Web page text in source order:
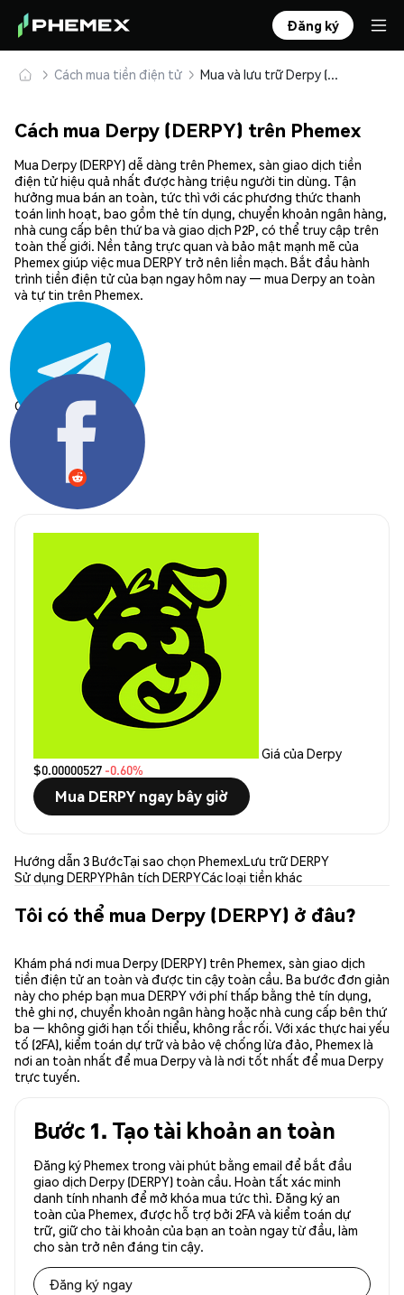
Đăng ký
Cách mua tiền điện tử Mua và lưu trữ Derpy (DERPY) an toàn
Cách mua Derpy (DERPY) trên Phemex
Mua Derpy (DERPY) dễ dàng trên Phemex, sàn giao dịch tiền
điện tử hiệu quả nhất được hàng triệu người tin dùng. Tận
hưởng mua bán an toàn, tức thì với các phương thức thanh
toán linh hoạt, bao gồm thẻ tín dụng, chuyển khoản ngân hàng,
nhà cung cấp bên thứ ba và giao dịch P2P, có thể truy cập trên
toàn thế giới. Nền tảng trực quan và bảo mật mạnh mẽ của
Phemex giúp việc mua DERPY trở nên liền mạch. Bắt đầu hành
trình tiền điện tử của bạn ngay hôm nay — mua Derpy an toàn
và tự tin trên Phemex.
Chia sẻ:
Giá của Derpy
$0.00000527 -0.60%
Mua DERPY ngay bây giờ
Hướng dẫn 3 BướcTại sao chọn PhemexLưu trữ DERPY
Sử dụng DERPYPhân tích DERPYCác loại tiền khác
Tôi có thể mua Derpy (DERPY) ở đâu?
Khám phá nơi mua Derpy (DERPY) trên Phemex, sàn giao dịch
tiền điện tử an toàn và được tin cậy toàn cầu. Ba bước đơn giản
này cho phép bạn mua DERPY với phí thấp bằng thẻ tín dụng,
thẻ ghi nợ, chuyển khoản ngân hàng hoặc nhà cung cấp bên thứ
ba — không giới hạn tối thiểu, không rắc rối. Với xác thực hai yếu
tố (2FA), kiểm toán dự trữ và bảo vệ chống lừa đảo, Phemex là
nơi an toàn nhất để mua Derpy và là nơi tốt nhất để mua Derpy
trực tuyến.
Bước 1. Tạo tài khoản an toàn
Đăng ký Phemex trong vài phút bằng email để bắt đầu
giao dịch Derpy (DERPY) toàn cầu. Hoàn tất xác minh
danh tính nhanh để mở khóa mua tức thì. Đăng ký an
toàn của Phemex, được hỗ trợ bởi 2FA và kiểm toán dự
trữ, giữ cho tài khoản của bạn an toàn ngay từ đầu, làm
cho sàn trở nên đáng tin cậy.
Đăng ký ngay